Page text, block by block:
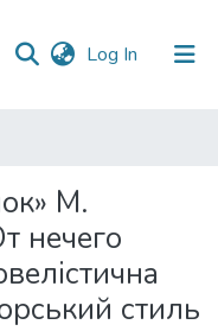
Log In (current)
М.
нечего
стиль